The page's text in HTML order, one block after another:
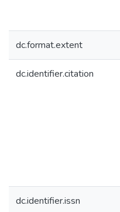
dc.format.extent
dc.identifier.citation
dc.identifier.issn